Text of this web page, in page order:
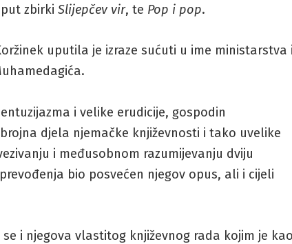
zbirkiSlijepčev vir, te Pop i pop.
uputila je izraze sućuti u ime ministarstva
i velike erudicije, gospodin
djela njemačke književnosti i tako uvelike
i međusobnom razumijevanju dviju
bio posvećen njegov opus, ali i cijeli
i njegova vlastitog književnog rada kojim je